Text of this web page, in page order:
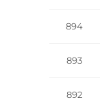
894
893
892